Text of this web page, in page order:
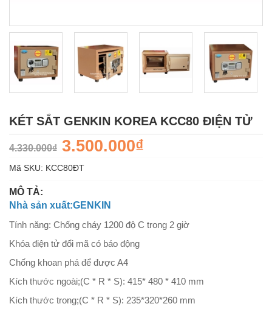
KÉT SẮT GENKIN KOREA KCC80 ĐIỆN TỬ
4.330.000₫ 3.500.000₫
Mã SKU: KCC80ÐT
MÔ TẢ:
Nhà sản xuất:GENKIN
Tính năng: Chống cháy 1200 độ C trong 2 giờ
Khóa điện tử đổi mã có báo động
Chống khoan phá để được A4
Kích thước ngoài;(C * R * S): 415* 480 * 410 mm
Kích thước trong;(C * R * S): 235*320*260 mm